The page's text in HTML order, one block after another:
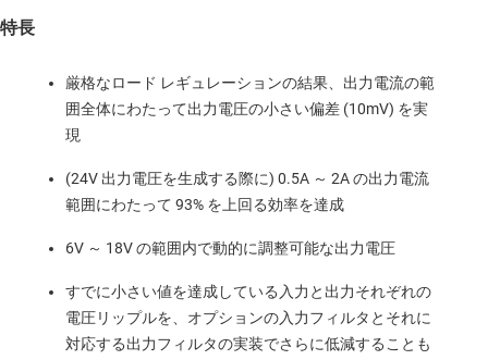
特長
厳格なロード レギュレーションの結果、出力電流の範
囲全体にわたって出力電圧の小さい偏差 (10mV) を実
現
(24V 出力電圧を生成する際に) 0.5A ～ 2A の出力電流
範囲にわたって 93% を上回る効率を達成
6V ～ 18V の範囲内で動的に調整可能な出力電圧
すでに小さい値を達成している入力と出力それぞれの
電圧リップルを、オプションの入力フィルタとそれに
対応する出力フィルタの実装でさらに低減することも